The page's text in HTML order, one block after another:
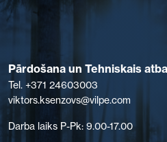
Pārdošana un Tehniskais
Tel. +371 24603003
viktors.ksenzovs@vilpe.com
Darba laiks P-Pk: 9.00-17.00